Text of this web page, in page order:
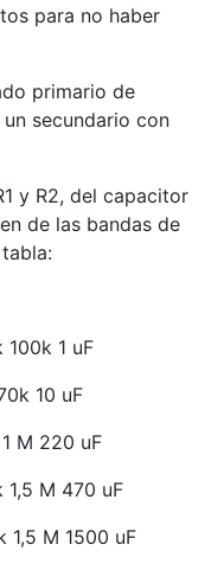
para no haber
primario de
secundario con
y R2, del capacitor
de las bandas de
1 uF
10 uF
M 220 uF
M 470 uF
M 1500 uF